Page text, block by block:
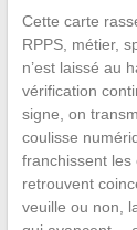
Cette carte
RPPS, métier,
n’est laissé au
vérification
signe, on
coulisse
franchissent les
retrouvent
veuille ou non,